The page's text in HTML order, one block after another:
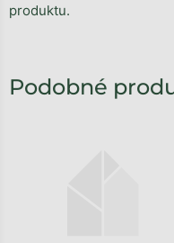
produktu.